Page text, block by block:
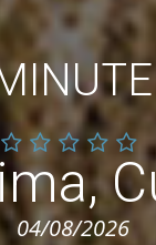
04/08/2026